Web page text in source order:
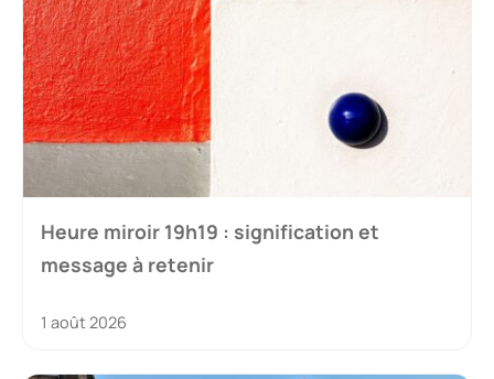
Heure miroir 19h19 : signification et
message à retenir
1 août 2026